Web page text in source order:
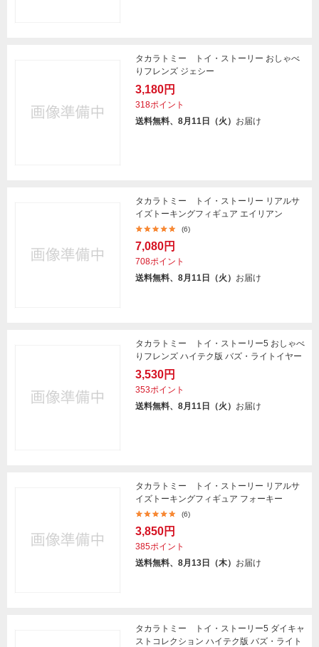
タカラトミー トイ・ストーリー おしゃべ
りフレンズ ジェシー
3,180円
318ポイント
送料無料、8月11日（火） お届け
タカラトミー トイ・ストーリー リアルサ
イズトーキングフィギュア エイリアン
(6)
7,080円
708ポイント
送料無料、8月11日（火） お届け
タカラトミー トイ・ストーリー5 おしゃべ
りフレンズ ハイテク版 バズ・ライトイヤー
3,530円
353ポイント
送料無料、8月11日（火） お届け
タカラトミー トイ・ストーリー リアルサ
イズトーキングフィギュア フォーキー
(6)
3,850円
385ポイント
送料無料、8月13日（木） お届け
タカラトミー トイ・ストーリー5 ダイキャ
ストコレクション ハイテク版 バズ・ライト